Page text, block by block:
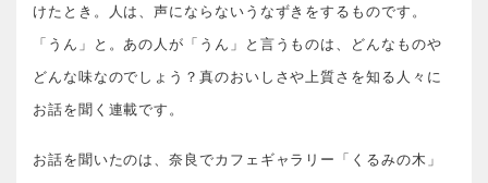
けたとき。人は、声にならないうなずきをするものです。
「うん」と。あの人が「うん」と言うものは、どんなものや
どんな味なのでしょう？真のおいしさや上質さを知る人々に
お話を聞く連載です。
お話を聞いたのは、奈良でカフェギャラリー「くるみの木」